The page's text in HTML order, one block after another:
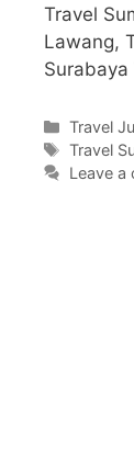
Travel
Lawang,
Travel
Tags
Travel
Leave a